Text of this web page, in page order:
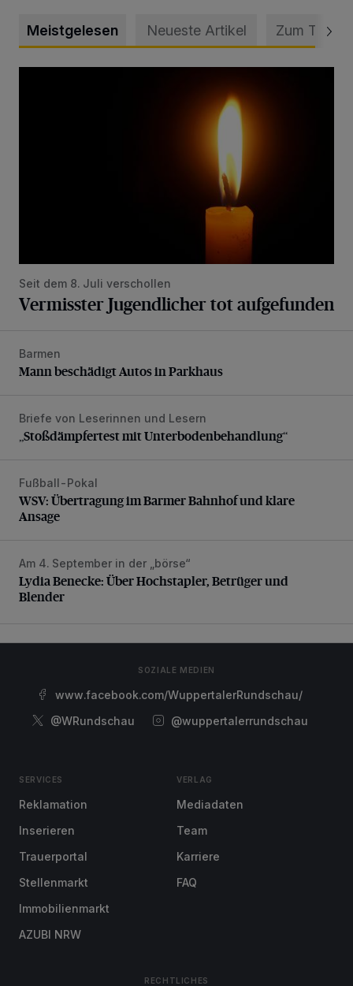
Meistgelesen Neueste Artikel Zum Thema
Seit dem 8. Juli verschollen
Vermisster Jugendlicher tot aufgefunden
Mann beschädigt Autos in Parkhaus
Barmen
Mann beschädigt Autos in Parkhaus
„Stoßdämpfertest mit Unterbodenbehandlung“
Briefe von Leserinnen und Lesern
„Stoßdämpfertest mit Unterbodenbehandlung“
WSV: Übertragung im Barmer Bahnhof und klare Ansage
Fußball-Pokal
WSV: Übertragung im Barmer Bahnhof und klare
Ansage
Lydia Benecke: Über Hochstapler, Betrüger und Blender
Am 4. September in der „börse“
Lydia Benecke: Über Hochstapler, Betrüger und
Blender
SOZIALE MEDIEN
www.facebook.com/WuppertalerRundschau/
@WRundschau
@wuppertalerrundschau
SERVICES
Reklamation
Inserieren
Trauerportal
Stellenmarkt
Immobilienmarkt
AZUBI NRW
VERLAG
Mediadaten
Team
Karriere
FAQ
RECHTLICHES